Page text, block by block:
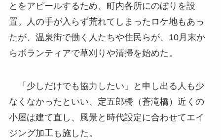
とをアピールするため、町内各所にのぼりを設
置。人の手が入らず荒れてしまったロケ地もあっ
たが、温泉街で働く人たちや住民らが、10月末か
らボランティアで草刈りや清掃を始めた。
「少しだけでも協力したい」と申し出る人も少
なくなかったといい、定五郎橋（蒼滝橋）近くの
小屋は建て直し、風景と時代設定に合わせてエイ
ジング加工も施した。